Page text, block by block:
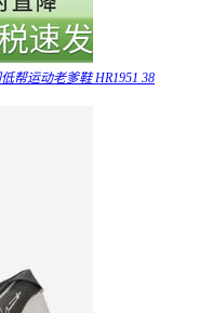
帮运动老爹鞋 HR1951 38